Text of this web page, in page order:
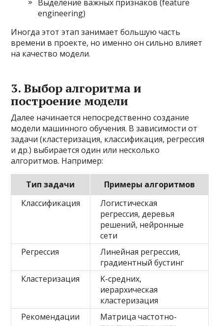
Выделение важных признаков (feature
engineering)
Иногда этот этап занимает большую часть
времени в проекте, но именно он сильно влияет
на качество модели.
3. Выбор алгоритма и
построение модели
Далее начинается непосредственно создание
модели машинного обучения. В зависимости от
задачи (кластеризация, классификация, регрессия
и др.) выбирается один или несколько
алгоритмов. Например:
Тип задачи
Примеры алгоритмов
Классификация
Логистическая
регрессия, деревья
решений, нейронные
сети
Регрессия
Линейная регрессия,
градиентный бустинг
Кластеризация
K-средних,
иерархическая
кластеризация
Рекомендации
Матрица частотно-